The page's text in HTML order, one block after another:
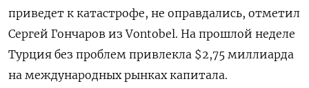
приведет к катастрофе, не оправдались, отметил
Сергей Гончаров из Vontobel. На прошлой неделе
Турция без проблем привлекла $2,75 миллиарда
на международных рынках капитала.